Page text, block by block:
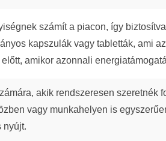
számít a piacon, így
kapszulák vagy tabletták, ami
amikor azonnali
akik rendszeresen szeretnék
vagy munkahelyen is
nyújt.